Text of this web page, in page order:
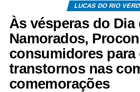
LUCAS DO RIO
Às vésperas do Dia
Namorados,
consumidores para
transtornos nas
comemorações